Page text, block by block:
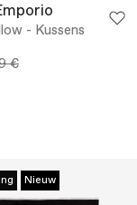
- Kussens
€
Nieuw